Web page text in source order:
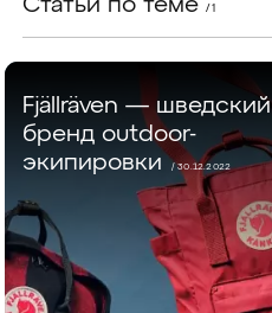
Статьи по теме / 1
Fjällräven — шведский
бренд outdoor-
экипировки / 30.12.2022